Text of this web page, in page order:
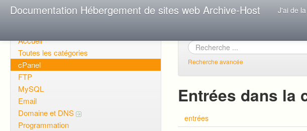
Documentation Hébergement de sites web Archive-Host J'ai de
Accueil
Toutes les catégories
cPanel
FTP
MySQL
Email
Domaine et DNS
Programmation
Recherche avancée
Entrées dans la
entrées